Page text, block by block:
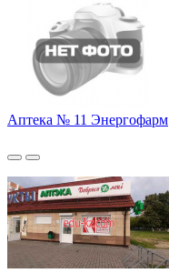
Аптека № 11 Энергофарм